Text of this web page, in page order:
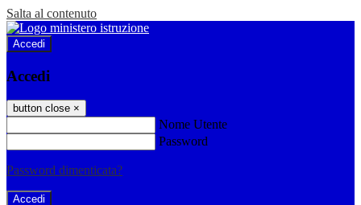
Salta al contenuto
Accedi
Accedi
button close ×
Nome Utente
Password
Password dimenticata?